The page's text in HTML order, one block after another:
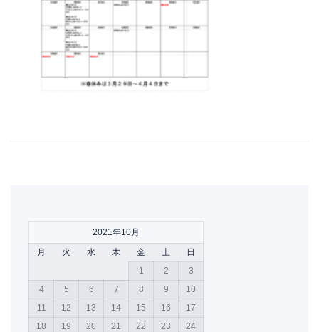
2021年10月
月
火 水 木 金 土
日
1
2
3
4
5 6 7 8 9
10
11
12 13 14 15 16
17
18
19 20 21 22 23
24